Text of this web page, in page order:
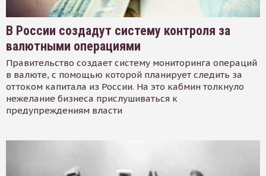
В России создадут систему контроля за
валютными операциями
Правительство создает систему мониторинга операций
в валюте, с помощью которой планирует следить за
оттоком капитала из России. На это кабмин толкнуло
нежелание бизнеса прислушиваться к
предупреждениям власти